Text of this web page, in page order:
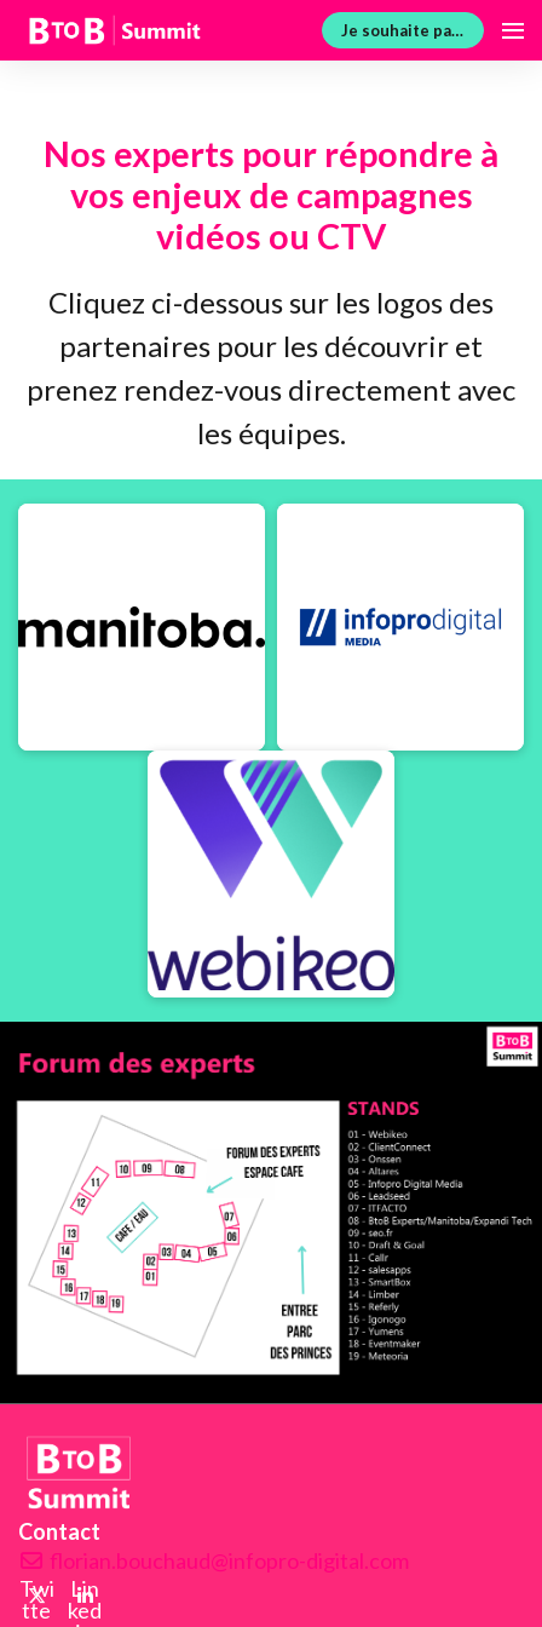
Je souhaite participer
Nos experts pour répondre à
vos enjeux de campagnes
vidéos ou CTV
Cliquez ci-dessous sur les logos des
partenaires pour les découvrir et
prenez rendez-vous directement avec
les équipes.
Contact
florian.bouchaud@infopro-digital.com
Twi
tte
Lin
ked